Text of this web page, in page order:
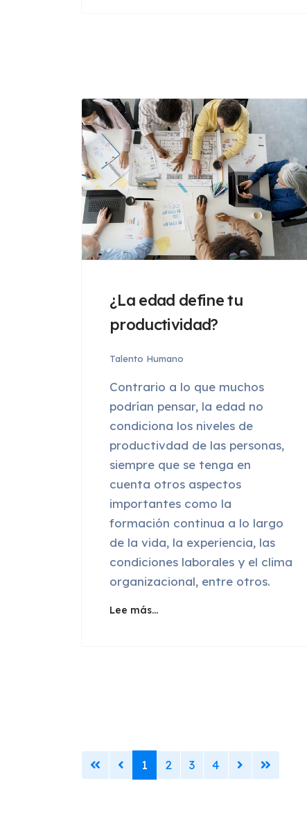
¿La edad define tu
productividad?
Talento Humano
Contrario a lo que muchos
podrían pensar, la edad no
condiciona los niveles de
productivdad de las personas,
siempre que se tenga en
cuenta otros aspectos
importantes como la
formación continua a lo largo
de la vida, la experiencia, las
condiciones laborales y el clima
organizacional, entre otros.
Lee más…
1 2 3 4